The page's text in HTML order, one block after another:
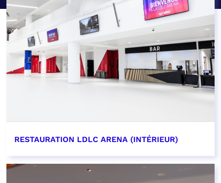
RESTAURATION LDLC ARENA (INTÉRIEUR)